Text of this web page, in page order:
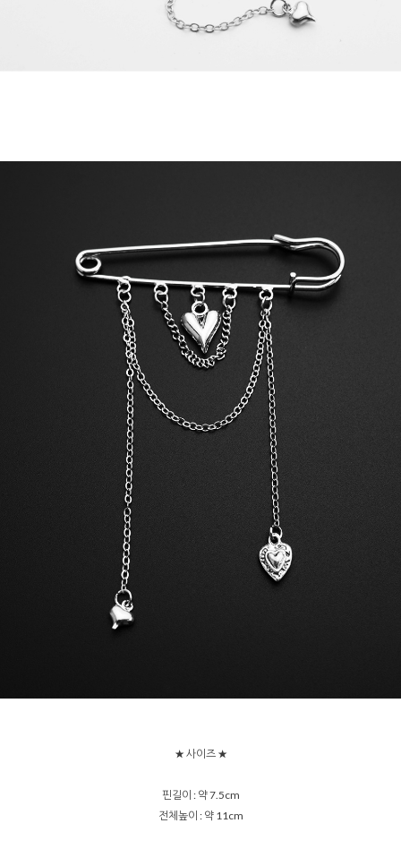
★ 사이즈 ★
핀길이 : 약 7.5cm
전체높이 : 약 11cm